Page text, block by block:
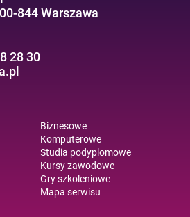
844 Warszawa
28 30
Biznesowe
Komputerowe
Studia podyplomowe
Kursy zawodowe
Gry szkoleniowe
Mapa serwisu